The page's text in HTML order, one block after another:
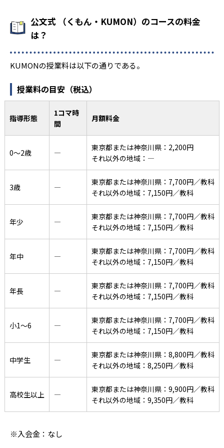
公文式 （くもん・KUMON）のコースの料金
は？
KUMONの授業料は以下の通りである。
授業料の目安（税込）
指導形態
1コマ時
間
月額料金
0〜2歳 ―
東京都または神奈川県：2,200円
それ以外の地域：―
3歳 ―
東京都または神奈川県：7,700円／教科
それ以外の地域：7,150円／教科
年少 ―
東京都または神奈川県：7,700円／教科
それ以外の地域：7,150円／教科
年中 ―
東京都または神奈川県：7,700円／教科
それ以外の地域：7,150円／教科
年長 ―
東京都または神奈川県：7,700円／教科
それ以外の地域：7,150円／教科
小1〜6 ―
東京都または神奈川県：7,700円／教科
それ以外の地域：7,150円／教科
中学生 ―
東京都または神奈川県：8,800円／教科
それ以外の地域：8,250円／教科
高校生以上 ―
東京都または神奈川県：9,900円／教科
それ以外の地域：9,350円／教科
※入会金：なし